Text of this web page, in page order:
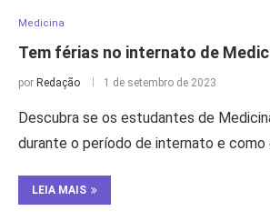
Medicina
Tem férias no internato de
por Redação 1 de setembro de 2023
Descubra se os estudantes de
durante o período de internato e como
LEIA MAIS